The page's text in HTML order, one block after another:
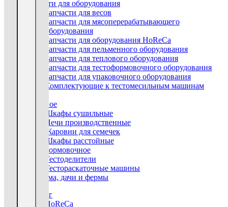
Запчасти для оборудования
Запчасти для весов
Запчасти для мясоперерабатывающего
оборудования
Запчасти для оборудования HoReCa
Запчасти для пельменного оборудования
Запчасти для теплового оборудования
Запчасти для тестоформовочного оборудования
Запчасти для упаковочного оборудования
Комплектующие к тестомесильным машинам
Тепловое
Шкафы сушильные
Печи производственные
Жаровни для семечек
Шкафы расстойные
Тестоформовочное
Тестоделители
Тестораскаточные машины
Для дома, дачи и фермы
Каталог
HoReCa